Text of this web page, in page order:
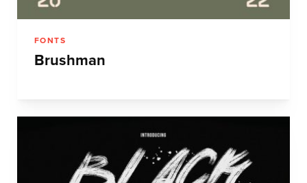
FONTS
Brushman